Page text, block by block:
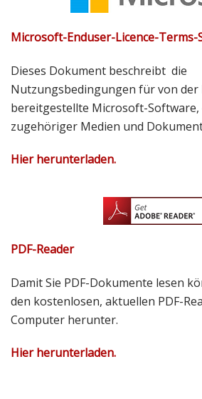
Microsoft-Enduser-Licence-Terms-
Dieses Dokument beschreibt die
Nutzungsbedingungen für von der
bereitgestellte Microsoft-Software,
zugehöriger Medien und
Hier herunterladen.
PDF-Reader
Damit Sie PDF-Dokumente lesen
den kostenlosen, aktuellen PDF-
Computer herunter.
Hier herunterladen.